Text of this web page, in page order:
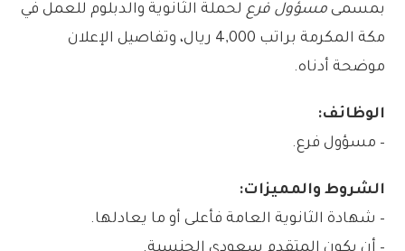
بمسمىمسؤول فرع لحملة الثانوية والدبلوم للعمل في
مكة المكرمة براتب 4,000 ريال، وتفاصيل الإعلان
موضحة أدناه.
الوظائف:
– مسؤول فرع.
الشروط والمميزات:
– شهادة الثانوية العامة فأعلى أو ما يعادلها.